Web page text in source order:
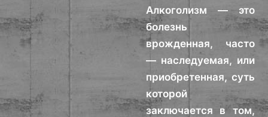
Алкоголизм — это
болезнь
врожденная, часто
— наследуемая, или
приобретенная, суть
которой
заключается в том,